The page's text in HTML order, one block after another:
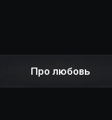
Про любовь